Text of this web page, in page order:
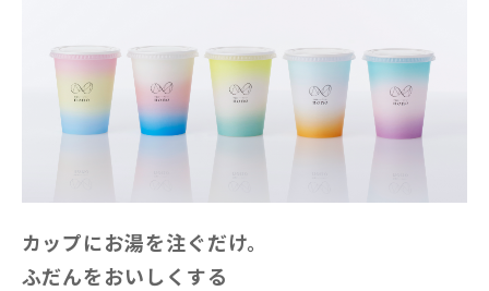
カップにお湯を注ぐだけ。
ふだんをおいしくする